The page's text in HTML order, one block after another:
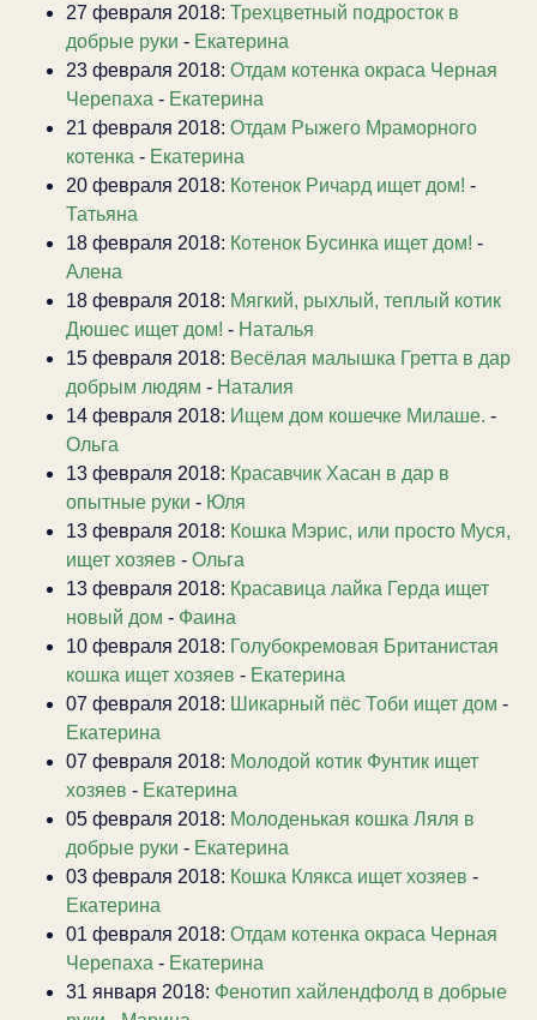
27 февраля 2018: Трехцветный подросток в
добрые руки - Екатерина
23 февраля 2018: Отдам котенка окраса Черная
Черепаха - Екатерина
21 февраля 2018: Отдам Рыжего Мраморного
котенка - Екатерина
20 февраля 2018: Котенок Ричард ищет дом! -
Татьяна
18 февраля 2018: Котенок Бусинка ищет дом! -
Алена
18 февраля 2018: Мягкий, рыхлый, теплый котик
Дюшес ищет дом! - Наталья
15 февраля 2018: Весёлая малышка Гретта в дар
добрым людям - Наталия
14 февраля 2018: Ищем дом кошечке Милаше. -
Ольга
13 февраля 2018: Красавчик Хасан в дар в
опытные руки - Юля
13 февраля 2018: Кошка Мэрис, или просто Муся,
ищет хозяев - Ольга
13 февраля 2018: Красавица лайка Герда ищет
новый дом - Фаина
10 февраля 2018: Голубокремовая Британистая
кошка ищет хозяев - Екатерина
07 февраля 2018: Шикарный пёс Тоби ищет дом -
Екатерина
07 февраля 2018: Молодой котик Фунтик ищет
хозяев - Екатерина
05 февраля 2018: Молоденькая кошка Ляля в
добрые руки - Екатерина
03 февраля 2018: Кошка Клякса ищет хозяев -
Екатерина
01 февраля 2018: Отдам котенка окраса Черная
Черепаха - Екатерина
31 января 2018: Фенотип хайлендфолд в добрые